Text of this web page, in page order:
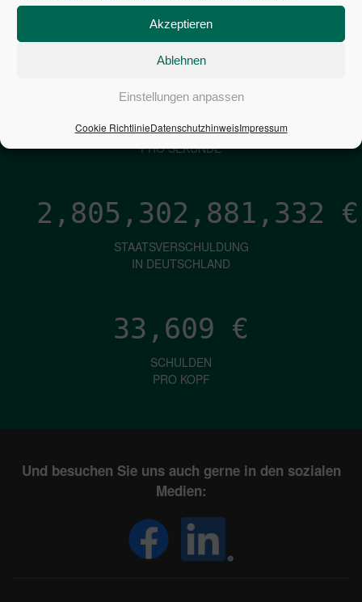
Akzeptieren
Ablehnen
Einstellungen anpassen
Cookie RichtlinieDatenschutzhinweisImpressum
PRO SEKUNDE
1,601€
ZINSEN
PRO SEKUNDE
2,805,302,882,178 €
STAATSVERSCHULDUNG
IN DEUTSCHLAND
33,609 €
SCHULDEN
PRO KOPF
Und besuchen Sie uns auch gerne in den sozialen
Medien: